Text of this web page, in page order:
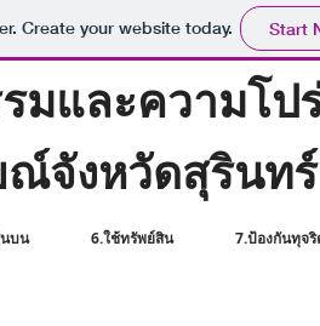
Create your website today. Start
มและความโป
จังหวัดสุรินทร์
บน 6.ใช้ทรัพย์สิน 7.ป้องกันทุจ